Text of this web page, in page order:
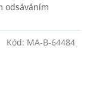
odsáváním
Kód: MA-B-64484